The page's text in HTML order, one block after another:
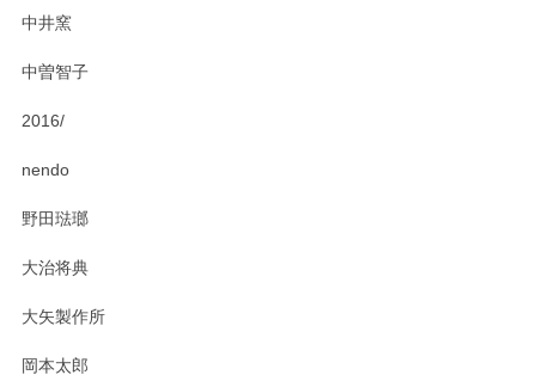
中井窯
中曽智子
2016/
nendo
野田琺瑯
大治将典
大矢製作所
岡本太郎